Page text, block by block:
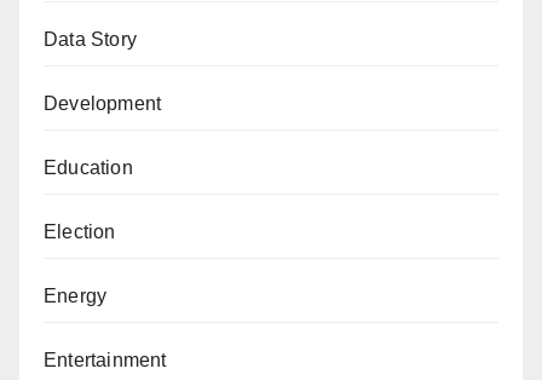
Data Story
Development
Education
Election
Energy
Entertainment